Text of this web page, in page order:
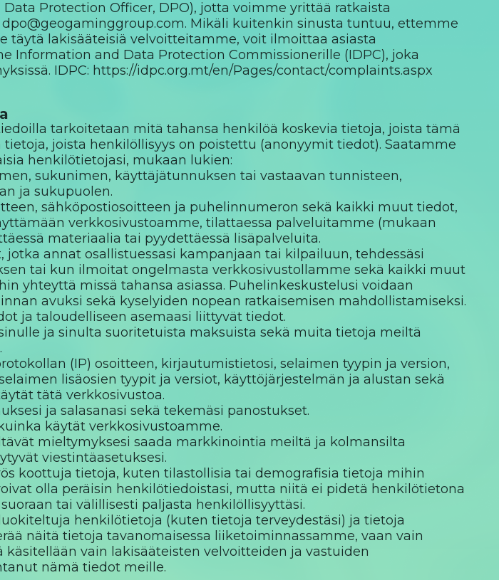
Protection Officer, DPO), jotta voimme yrittää ratkaista
Mikäli kuitenkin sinusta tuntuu, ettemme
täytä lakisääteisiä velvoitteitamme, voit ilmoittaa asiasta
Information and Data Protection Commissionerille (IDPC), joka
IDPC: https://idpc.org.mt/en/Pages/contact/complaints.aspx
tarkoitetaan mitä tahansa henkilöä koskevia tietoja, joista tämä
tietoja, joista henkilöllisyys on poistettu (anonyymit tiedot). Saatamme
henkilötietojasi, mukaan lukien:
sukunimen, käyttäjätunnuksen tai vastaavan tunnisteen,
ja sukupuolen.
sähköpostiosoitteen ja puhelinnumeron sekä kaikki muut tiedot,
verkkosivustoamme, tilattaessa palveluitamme (mukaan
materiaalia tai pyydettäessä lisäpalveluita.
annat osallistuessasi kampanjaan tai kilpailuun, tehdessäsi
tai kun ilmoitat ongelmasta verkkosivustollamme sekä kaikki muut
yhteyttä missä tahansa asiassa. Puhelinkeskustelusi voidaan
avuksi sekä kyselyiden nopean ratkaisemisen mahdollistamiseksi.
ja taloudelliseen asemaasi liittyvät tiedot.
ja sinulta suoritetuista maksuista sekä muita tietoja meiltä
(IP) osoitteen, kirjautumistietosi, selaimen tyypin ja version,
lisäosien tyypit ja versiot, käyttöjärjestelmän ja alustan sekä
tätä verkkosivustoa.
ja salasanasi sekä tekemäsi panostukset.
käytät verkkosivustoamme.
mieltymyksesi saada markkinointia meiltä ja kolmansilta
viestintäasetuksesi.
koottuja tietoja, kuten tilastollisia tai demografisia tietoja mihin
olla peräisin henkilötiedoistasi, mutta niitä ei pidetä henkilötietona
tai välillisesti paljasta henkilöllisyyttäsi.
henkilötietoja (kuten tietoja terveydestäsi) ja tietoja
näitä tietoja tavanomaisessa liiketoiminnassamme, vaan vain
käsitellään vain lakisääteisten velvoitteiden ja vastuiden
nämä tiedot meille.